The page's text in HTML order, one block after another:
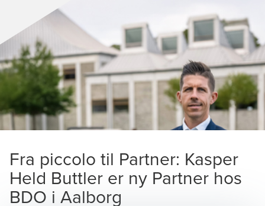
Fra piccolo til Partner: Kasper
Held Buttler er ny Partner hos
BDO i Aalborg